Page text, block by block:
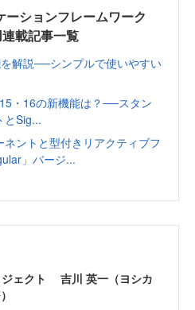
ションフレームワーク
載記事一覧
を解説──シンプルで使いやすい
・16の新機能は？──スタン
とSig...
ントと型付きリアクティブフ
」バージ...
ジェクト 吉川 英一（ヨシカ